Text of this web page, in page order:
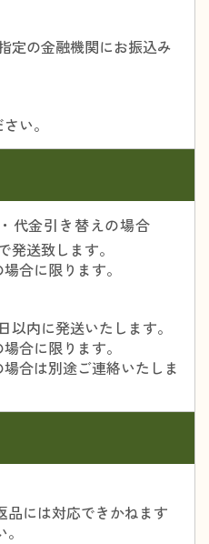
定の金融機関にお振込み
い。
代金引き替えの場合
発送致します。
合に限ります。
以内に発送いたします。
合に限ります。
合は別途ご連絡いたしま
品には対応できかねます